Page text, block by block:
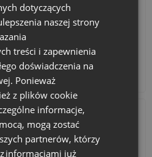
dotyczących
naszej strony
treści i zapewnienia
doświadczenia na
Ponieważ
z plików cookie
informacje,
mogą zostać
partnerów, którzy
informacjami już